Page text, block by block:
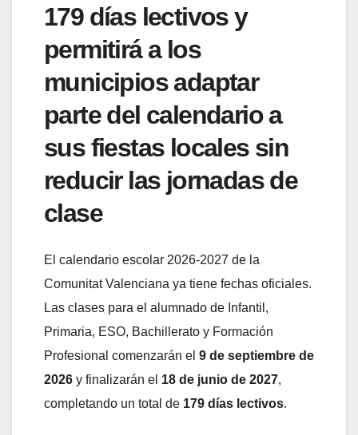
179 días lectivos y
permitirá a los
municipios adaptar
parte del calendario a
sus fiestas locales sin
reducir las jornadas de
clase
El calendario escolar 2026-2027 de la
Comunitat Valenciana ya tiene fechas oficiales.
Las clases para el alumnado de Infantil,
Primaria, ESO, Bachillerato y Formación
Profesional comenzarán el 9 de septiembre de
2026 y finalizarán el 18 de junio de 2027,
completando un total de 179 días lectivos.